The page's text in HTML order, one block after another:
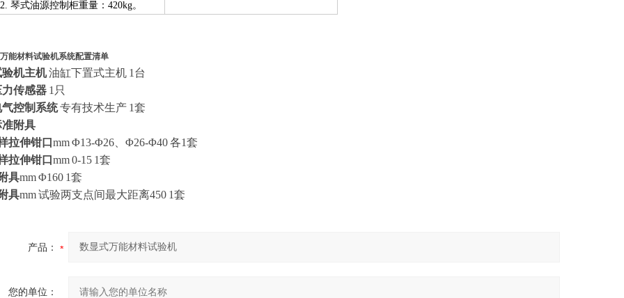
琴式油源控制柜重量：420kg。
能材料试验机系统配置清单
验机主机油缸下置式主机 1台
力传感器 1只
气控制系统专有技术生产 1套
准附具
拉伸钳口 mmΦ13-Φ26 、Φ26-Φ40各1套
拉伸钳口 mm0-15 1套
具mmΦ160 1套
具mm试验两支点间最大距离450 1套
产品：
您的单位：